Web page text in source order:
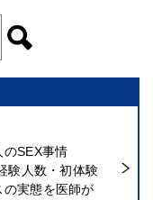
のSEX事情
験人数・初体験
実態を医師が